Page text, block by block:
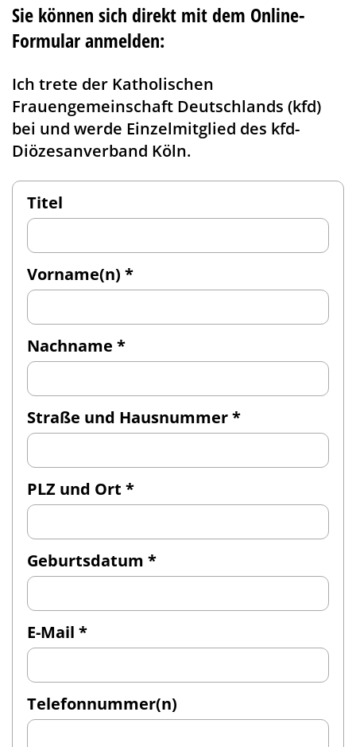
Sie können sich direkt mit dem Online-
Formular anmelden:
Ich trete der Katholischen
Frauengemeinschaft Deutschlands (kfd)
bei und werde Einzelmitglied des kfd-
Diözesanverband Köln.
Titel
Vorname(n) *
Nachname *
Straße und Hausnummer *
PLZ und Ort *
Geburtsdatum *
E-Mail *
Telefonnummer(n)